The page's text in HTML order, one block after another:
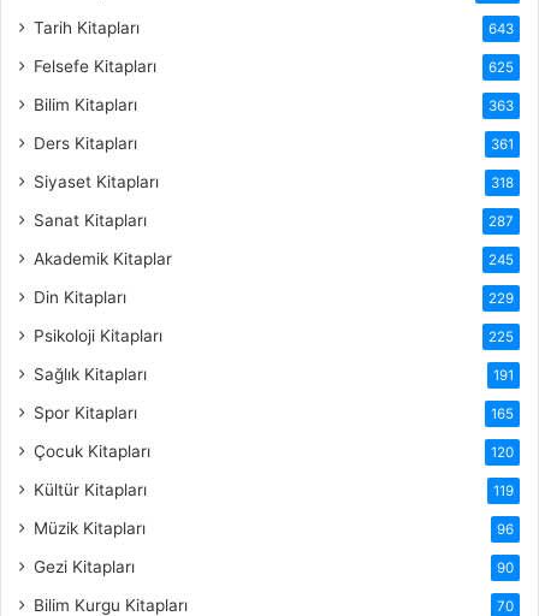
Tarih Kitapları 643
Felsefe Kitapları 625
Bilim Kitapları 363
Ders Kitapları 361
Siyaset Kitapları 318
Sanat Kitapları 287
Akademik Kitaplar 245
Din Kitapları 229
Psikoloji Kitapları 225
Sağlık Kitapları 191
Spor Kitapları 165
Çocuk Kitapları 120
Kültür Kitapları 119
Müzik Kitapları 96
Gezi Kitapları 90
Bilim Kurgu Kitapları 70